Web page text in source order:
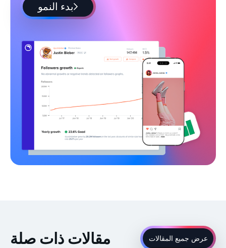
بدء النمو
مقالات ذات صلة عرض جميع المقالات